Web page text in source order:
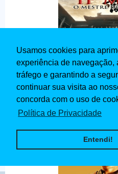
Usamos cookies para
experiência de navegação,
tráfego e garantindo a
continuar sua visita ao
concorda com o uso de
Política de Privacidade
Entendi!
Ben - Hur Dublado 1959